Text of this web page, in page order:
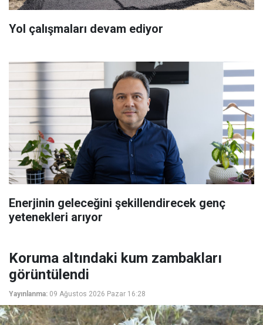
Yol çalışmaları devam ediyor
Enerjinin geleceğini şekillendirecek genç
yetenekleri arıyor
Koruma altındaki kum zambakları
görüntülendi
Yayınlanma: 09 Ağustos 2026 Pazar 16:28